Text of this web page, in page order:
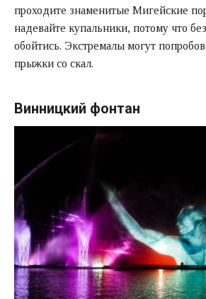
проходите знаменитые Мигейские
надевайте купальники, потому что
обойтись. Экстремалы могут
прыжки со скал.
Винницкий фонтан